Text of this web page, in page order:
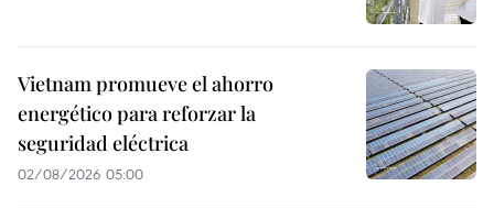
Vietnam promueve el ahorro
energético para reforzar la
seguridad eléctrica
02/08/2026 05:00